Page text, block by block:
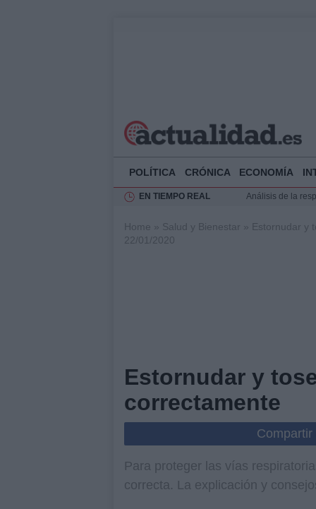
POLÍTICA CRÓNICA ECONOMÍA
EN TIEMPO REAL
Análisis de la
Felipe VI recibe
Home » Salud y Bienestar » Estornudar y
22/01/2020
Estornudar y
correctamente
Para proteger las vías
correcta. La explicación y